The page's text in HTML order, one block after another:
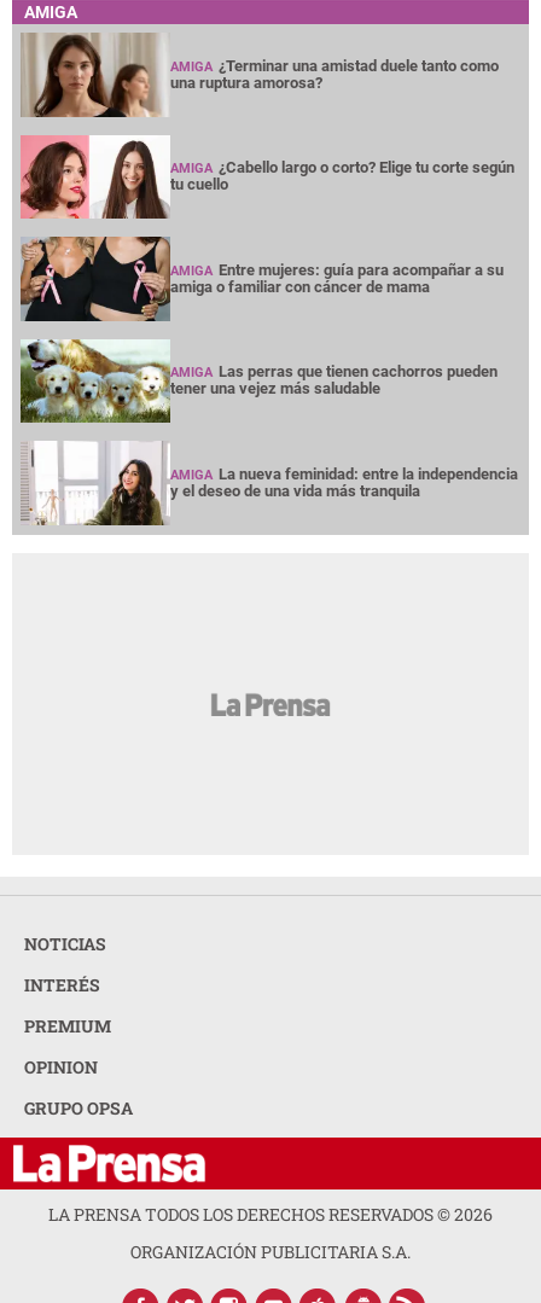
AMIGA
AMIGA ¿Terminar una amistad duele tanto como
una ruptura amorosa?
AMIGA ¿Cabello largo o corto? Elige tu corte según
tu cuello
AMIGA Entre mujeres: guía para acompañar a su
amiga o familiar con cáncer de mama
AMIGA Las perras que tienen cachorros pueden
tener una vejez más saludable
AMIGA La nueva feminidad: entre la independencia
y el deseo de una vida más tranquila
NOTICIAS
INTERÉS
PREMIUM
OPINION
GRUPO OPSA
LA PRENSA TODOS LOS DERECHOS RESERVADOS ©2026
ORGANIZACIÓN PUBLICITARIA S.A.